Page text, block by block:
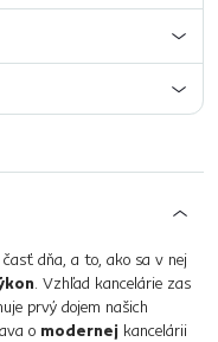
dňa, a to, ako sa v nej
. Vzhľad kancelárie zas
prvý dojem našich
o modernej kancelárii